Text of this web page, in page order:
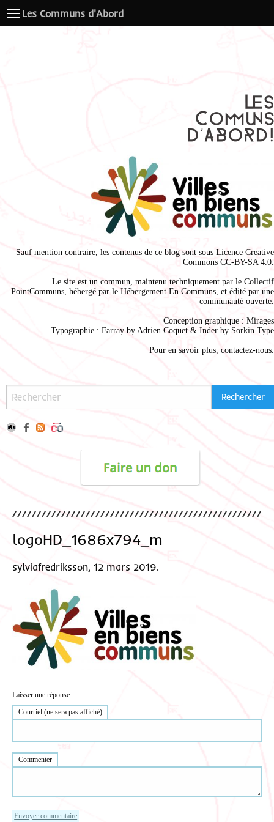
Les Communs d'Abord
Sauf mention contraire, les contenus de ce blog sont sous Licence Creative
Commons CC-BY-SA 4.0
Le site est un commun, maintenu techniquement par le Collectif
PointCommuns , hébergé par le Hébergement En Communs , et édité par une
communauté ouverte.
Conception graphique : Mirages
Typographie : Farray by Adrien Coquet & Inder by Sorkin Type
Pour en savoir plus, contactez-nous
logoHD_1686x794_m
sylviafredriksson, 12 mars 2019.
Laisser une réponse
Courriel (ne sera pas affiché)
Commenter